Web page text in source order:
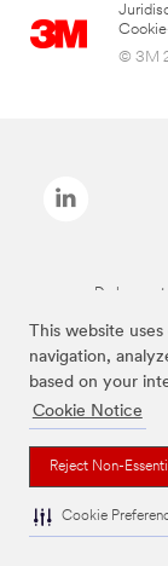
This website
navigation,
based on your
Cookie Notice
Reject Non-
Cookie
© 3M
De